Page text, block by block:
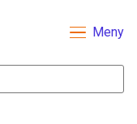
Meny